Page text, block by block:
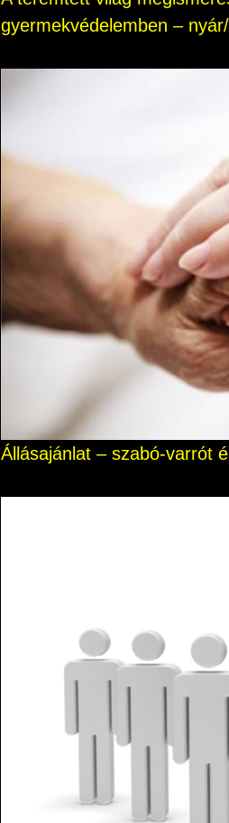
gyermekvédelemben –
Állásajánlat – szabó-varrót